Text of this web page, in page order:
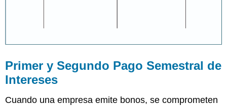
Primer y Segundo Pago Semestral de
Intereses
Cuando una empresa emite bonos, se comprometen